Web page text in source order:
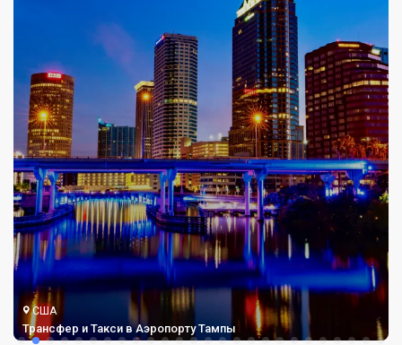
США
Трансфер и Такси в Аэропорту Тампы